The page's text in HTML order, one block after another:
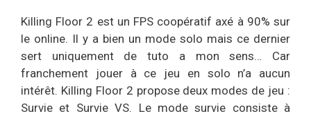
Killing Floor 2 est un FPS coopératif axé à 90% sur
le online. Il y a bien un mode solo mais ce dernier
sert uniquement de tuto a mon sens… Car
franchement jouer à ce jeu en solo n’a aucun
intérêt. Killing Floor 2 propose deux modes de jeu :
Survie et Survie VS. Le mode survie consiste à